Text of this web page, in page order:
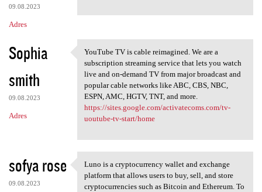
09.08.2023
Adres
Sophia
smith
09.08.2023
Adres
YouTube TV is cable
YouTube TV is cable reimagined. We are a
subscription streaming service that lets you watch
live and on-demand TV from major broadcast and
popular cable networks like ABC, CBS, NBC,
ESPN, AMC, HGTV, TNT, and more.
https://sites.google.com/activatecoms.com/tv-
uoutube-tv-start/home
sofya rose
09.08.2023
Luno is a cryptocurrency
Luno is a cryptocurrency wallet and exchange
platform that allows users to buy, sell, and store
cryptocurrencies such as Bitcoin and Ethereum. To